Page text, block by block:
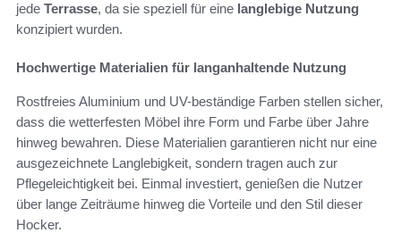
jede Terrasse, da sie speziell für eine langlebige Nutzung
konzipiert wurden.
Hochwertige Materialien für langanhaltende Nutzung
Rostfreies Aluminium und UV-beständige Farben stellen sicher,
dass die wetterfesten Möbel ihre Form und Farbe über Jahre
hinweg bewahren. Diese Materialien garantieren nicht nur eine
ausgezeichnete Langlebigkeit, sondern tragen auch zur
Pflegeleichtigkeit bei. Einmal investiert, genießen die Nutzer
über lange Zeiträume hinweg die Vorteile und den Stil dieser
Hocker.